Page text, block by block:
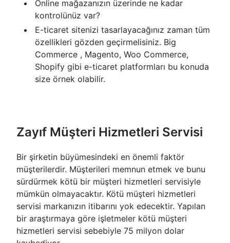
Online mağazanızın üzerinde ne kadar
kontrolünüz var?
E-ticaret sitenizi tasarlayacağınız zaman tüm
özellikleri gözden geçirmelisiniz. Big
Commerce , Magento, Woo Commerce,
Shopify gibi e-ticaret platformları bu konuda
size örnek olabilir.
Zayıf Müşteri Hizmetleri Servisi
Bir şirketin büyümesindeki en önemli faktör
müşterilerdir. Müşterileri memnun etmek ve bunu
sürdürmek kötü bir müşteri hizmetleri servisiyle
mümkün olmayacaktır. Kötü müşteri hizmetleri
servisi markanızın itibarını yok edecektir. Yapılan
bir araştırmaya göre işletmeler kötü müşteri
hizmetleri servisi sebebiyle 75 milyon dolar